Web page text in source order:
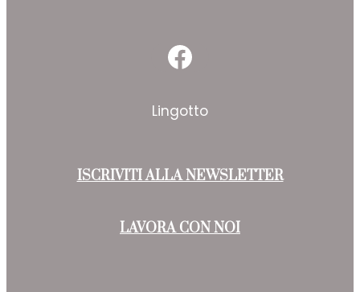
Facebook
Lingotto
ISCRIVITI ALLA NEWSLETTER
LAVORA CON NOI